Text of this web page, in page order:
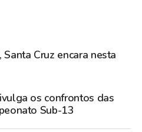
Cruz encara nesta
os confrontos das
Sub-13